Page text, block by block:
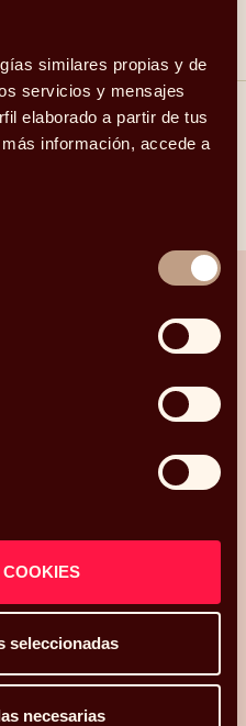
similares propias y de
servicios y mensajes
elaborado a partir de tus
información, accede a
seleccionadas
necesarias
con
.Podéis
.Mi código postal es
y os he conocido
con nosotros?